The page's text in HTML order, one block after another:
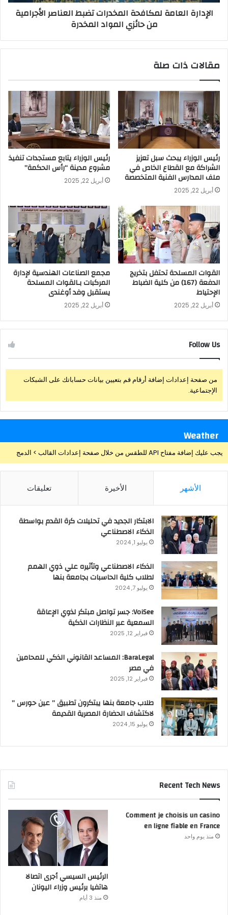
الإدارة العامة لمكافحة المخدرات تضبط العناصر الأجرامية
من حائزي المواد المخدرة
مقالات ذات صلة
رئيس الوزراء يبحث سبل تعزيز
الشراكة مع القطاع الخاص في
ملف المدارس الفنية المتخصصة
أبريل 22, 2025
رئيس الوزراء يتابع مستجدات تنفيذ
مشروع مدينة “رأس الحكمة”
أبريل 22, 2025
القوات المسلحة تحتفل بتخريج
الدفعة (167) من كلية الضباط
الإحتياط
أبريل 22, 2025
مجمع الصناعات الهندسية لإدارة
المركبات بـالقوات المسلحة
يستقبل وفد أوغندى
أبريل 22, 2025
Follow Us
من صفحة إعدادات إضافة أرقام قم بتعيين بيانات حساباتك على الشبكات
الإجتماعية.
Weather
يجب عليك إضافة مفتاح API للطقس من خلال صفحة إعدادات القالب > الدمج
الأشهر الأخيرة تعليقات
الابتكار الجديد في تحليلات كرة القدم بواسطة
الذكاء الاصطناعي
يوليو 1, 2024
الذكاء الاصطناعي وتأثيره علي ذوي الهمم
لطلاب كلية الحاسبات بجامعة بنها
يوليو 7, 2024
VoiSee: جسر تواصل مبتكر لذوي الإعاقة
السمعية عبر النظارات الذكية
فبراير 12, 2025
BaraLegal: المساعد القانوني الذكي للمحامين
في مصر
فبراير 12, 2025
طلاب جامعة بنها يبتكرون تطبيق ” عين حورس ”
لاكتشاف الحضارة المصرية القديمة
يوليو 15, 2024
Recent Tech News
Comment je choisis un casino
en ligne fiable en France
منذ يوم واحد
الرئيس السيسي أجرى اتصالا
هاتفيا برئيس وزراء اليونان
منذ 3 أيام